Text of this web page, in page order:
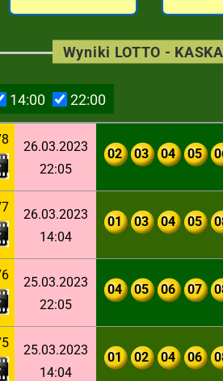
14:00 22:00
Wyniki LOTTO -
26.03.2023
22:05
02 03 04 05
26.03.2023
14:04
01 03 04 05
25.03.2023
22:05
04 05 06 07
25.03.2023
14:04
01 02 04 06